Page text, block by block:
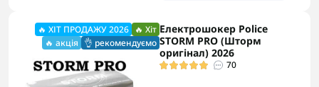
🔥 ХІТ ПРОДАЖУ 2026 🔥 Хіт
🔥 акція 👌 рекомендуємо
Електрошокер Police
STORM PRO (Шторм
оригінал) 2026
70